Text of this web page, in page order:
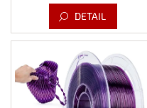
DETAIL